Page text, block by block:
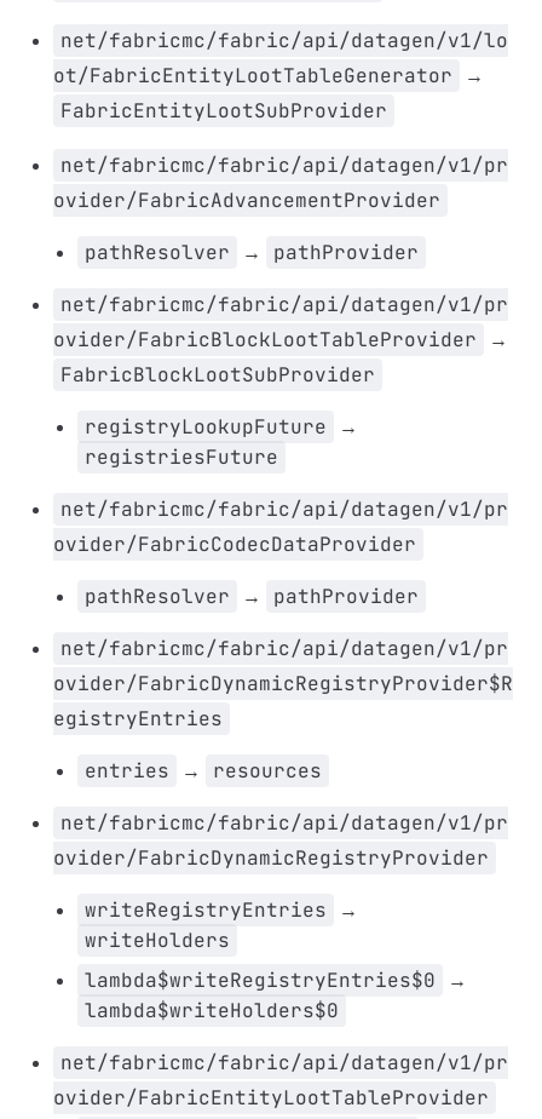
net/fabricmc/fabric/api/datagen/v1/lo
ot/FabricEntityLootTableGenerator
→
FabricEntityLootSubProvider
net/fabricmc/fabric/api/datagen/v1/pr
ovider/FabricAdvancementProvider
pathResolver → pathProvider
net/fabricmc/fabric/api/datagen/v1/pr
ovider/FabricBlockLootTableProvider
→
FabricBlockLootSubProvider
registryLookupFuture →
registriesFuture
net/fabricmc/fabric/api/datagen/v1/pr
ovider/FabricCodecDataProvider
pathResolver → pathProvider
net/fabricmc/fabric/api/datagen/v1/pr
ovider/FabricDynamicRegistryProvider$R
egistryEntries
entries → resources
net/fabricmc/fabric/api/datagen/v1/pr
ovider/FabricDynamicRegistryProvider
writeRegistryEntries →
writeHolders
lambda$writeRegistryEntries$0
→
lambda$writeHolders$0
net/fabricmc/fabric/api/datagen/v1/pr
ovider/FabricEntityLootTableProvider